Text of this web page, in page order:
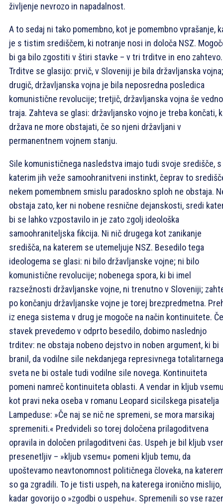
življenje nevrozo in napadalnost.
A to sedaj ni tako pomembno, kot je pomembno vprašanje,
je s tistim središčem, ki notranje nosi in določa NSZ.
bi ga bilo zgostiti v štiri stavke – v tri trditve in eno zahtevo.
Trditve se glasijo: prvič, v Sloveniji je bila državljanska vojna;
drugič, državljanska vojna je bila neposredna posledica
komunistične revolucije; tretjič, državljanska vojna še vedno
traja. Zahteva se glasi: državljansko vojno je treba končati,
država ne more obstajati, če so njeni državljani v
permanentnem vojnem stanju.
Sile komunističnega nasledstva imajo tudi svoje središče, s
katerim jih veže samoohranitveni instinkt, čeprav to
nekem pomembnem smislu paradoskno sploh ne obstaja.
obstaja zato, ker ni nobene resnične dejanskosti, sredi
bi se lahko vzpostavilo in je zato zgolj ideološka
samoohraniteljska fikcija. Ni nič drugega kot zanikanje
središča, na katerem se utemeljuje NSZ. Besedilo tega
ideologema se glasi: ni bilo državljanske vojne; ni bilo
komunistične revolucije; nobenega spora, ki bi imel
razsežnosti državljanske vojne, ni trenutno v Sloveniji;
po končanju državljanske vojne je torej brezpredmetna.
iz enega sistema v drug je mogoče na način kontinuitete.
stavek prevedemo v odprto besedilo, dobimo naslednjo
trditev: ne obstaja nobeno dejstvo in noben argument, ki bi
branil, da vodilne sile nekdanjega represivnega totalitarnega
sveta ne bi ostale tudi vodilne sile novega. Kontinuiteta
pomeni namreč kontinuiteta oblasti. A vendar in kljub
kot pravi neka oseba v romanu Leopard sicilskega pisatelja
Lampeduse: »Če naj se nič ne spremeni, se mora marsikaj
spremeniti.« Predvideli so torej določena prilagoditvena
opravila in določen prilagoditveni čas. Uspeh je bil kljub
presenetljiv – »kljub vsemu« pomeni kljub temu, da
upoštevamo neavtonomnost političnega človeka, na
so ga zgradili. To je tisti uspeh, na katerega ironično mislijo,
kadar govorijo o »zgodbi o uspehu«. Spremenili so vse